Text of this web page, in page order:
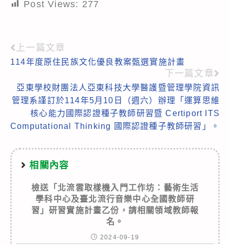
Post Views: 277
Read
more
articles
上一篇文章
114年度原住民族文化優良教案甄選實施計畫
下一篇文章
亞東學校財團法人亞東科技大學醫護暨管理學院資訊
管理系謹訂於114年5月10日（週六）辦理「運算思維
核心能力國際認證種子教師研習暨 Certiport ITS
Computational Thinking 國際認證種子教師研習」。
相關內容
檢送「北流雲取樣機入門工作坊：藝術生活
學科中心及臺北流行音樂中心全國教師研
習」研習實施計畫乙份，請相關領域教師報
名。
2024-09-19